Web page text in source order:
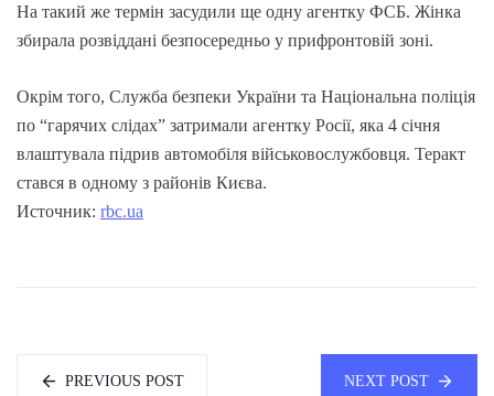
На такий же термін засудили ще одну агентку ФСБ. Жінка
збирала розвіддані безпосередньо у прифронтовій зоні.
Окрім того, Служба безпеки України та Національна поліція
по “гарячих слідах” затримали агентку Росії, яка 4 січня
влаштувала підрив автомобіля військовослужбовця. Теракт
стався в одному з районів Києва.
Источник: rbc.ua
PREVIOUS POST NEXT POST